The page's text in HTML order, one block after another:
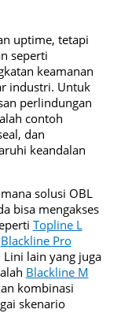
uptime, tetapi
seperti
keamanan
industri. Untuk
perlindungan
contoh
dan
keandalan
solusi OBL
bisa mengakses
Topline L
Blackline Pro
lain yang juga
Blackline M
kombinasi
skenario